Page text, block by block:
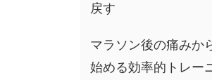
戻す
マラソン後の痛みか
始める効率的トレー